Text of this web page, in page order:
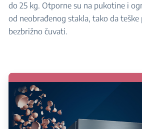
do 25 kg. Otporne su na pukotine i
od neobrađenog stakla, tako da
bezbrižno čuvati.